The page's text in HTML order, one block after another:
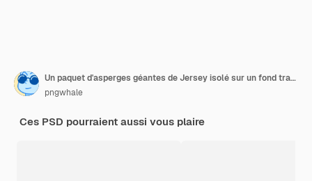
Un paquet d'asperges géantes de Jersey isolé sur un fond transparent
pngwhale
Ces PSD pourraient aussi vous plaire